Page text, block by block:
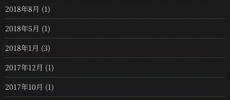
2018年8月 (1)
2018年5月 (1)
2018年1月 (3)
2017年12月 (1)
2017年10月 (1)